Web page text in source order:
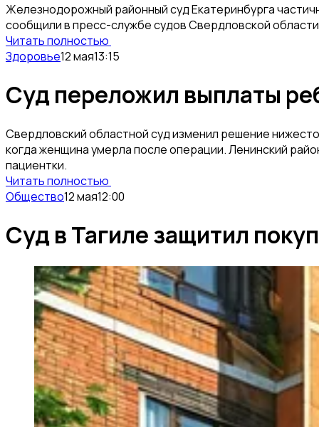
Железнодорожный районный суд Екатеринбурга
сообщили в пресс-службе судов Свердловской
Читать полностью
Здоровье12 мая13:15
Суд переложил выплаты
Свердловский областной суд изменил решение
когда женщина умерла после операции. Ленинский
пациентки.
Читать полностью
Общество12 мая12:00
Суд в Тагиле защитил